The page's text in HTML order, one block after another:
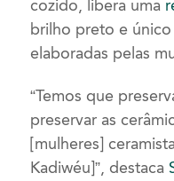
cozido, libera uma
brilho preto e
elaboradas pelas
“Temos que
preservar as
[mulheres]
Kadiwéu]”, destaca